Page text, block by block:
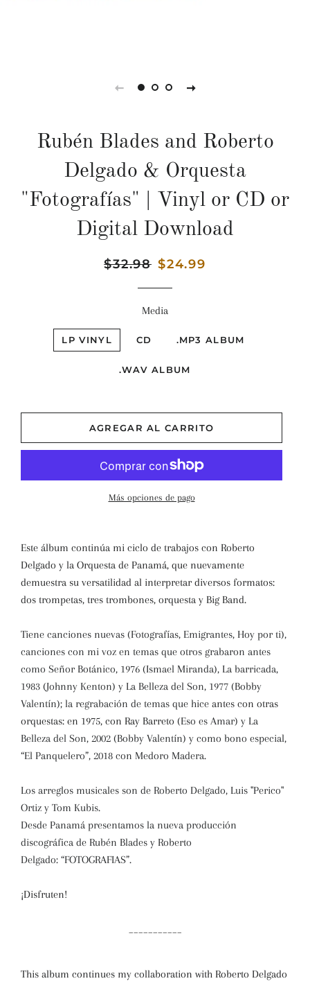
Rubén Blades and Roberto
Delgado & Orquesta
"Fotografías" | Vinyl or CD or
Digital Download
Precio
$32.98 Precio
$24.99
Media
LP VINYL CD .MP3 ALBUM
.WAV ALBUM
AGREGAR AL CARRITO
Más opciones de pago
Este álbum continúa mi ciclo de trabajos con Roberto
Delgado y la Orquesta de Panamá, que nuevamente
demuestra su versatilidad al interpretar diversos formatos:
dos trompetas, tres trombones, orquesta y Big Band.
Tiene canciones nuevas (Fotografías, Emigrantes, Hoy por ti),
canciones con mi voz en temas que otros grabaron antes
como Señor Botánico, 1976 (Ismael Miranda), La barricada,
1983 (Johnny Kenton) y La Belleza del Son, 1977 (Bobby
Valentín); la regrabación de temas que hice antes con otras
orquestas: en 1975, con Ray Barreto (Eso es Amar) y La
Belleza del Son, 2002 (Bobby Valentín) y como bono especial,
“El Panquelero”, 2018 con Medoro Madera.
Los arreglos musicales son de Roberto Delgado, Luis "Perico"
Ortiz y Tom Kubis.
Desde Panamá presentamos la nueva producción
discográfica de Rubén Blades y Roberto
Delgado: “FOTOGRAFIAS”.
¡Disfruten!
This album continues my collaboration with Roberto Delgado